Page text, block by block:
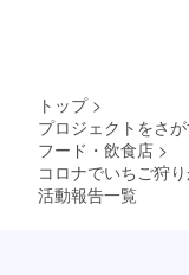
トップ >
プロジェクトをさ
フード・飲食店 >
コロナでいちご狩
活動報告一覧